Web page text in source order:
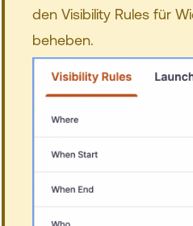
den Visibility Rules für
beheben.